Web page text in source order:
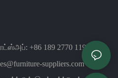
+86 189 2770 1199
suppliers.com